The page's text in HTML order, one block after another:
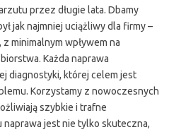
przez długie lata. Dbamy
jak najmniej uciążliwy dla firmy –
minimalnym wpływem na
Każda naprawa
diagnostyki, której celem jest
Korzystamy z nowoczesnych
szybkie i trafne
jest nie tylko skuteczna,